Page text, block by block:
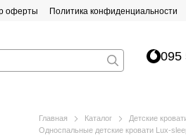
оферты Политика конфиденциальности
095
Главная Каталог Детские
Односпальные детские кровати Lux-